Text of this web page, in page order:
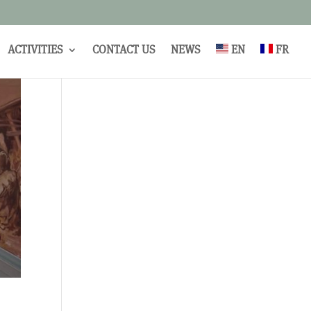
ACTIVITIES CONTACT US NEWS EN FR